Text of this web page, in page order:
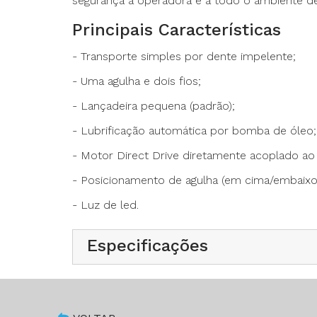
Principais Características
- Transporte simples por dente impelente;
- Uma agulha e dois fios;
- Lançadeira pequena (padrão);
- Lubrificação automática por bomba de óleo;
- Motor Direct Drive diretamente acoplado ao
- Posicionamento de agulha (em cima/
- Luz de led.
Especificações
- Costura reta industrial,
- Uma agulha, dois fios
- Lançadeira pequena (padrão)
- Lubrificação automática por bomba de
- Motor Direct-drive diretamente acoplado
- Posicionamento de agulha (em cima/
- Arremate da costura (retrocesso)
- Comprimento do ponto de 1 a 5 mm.